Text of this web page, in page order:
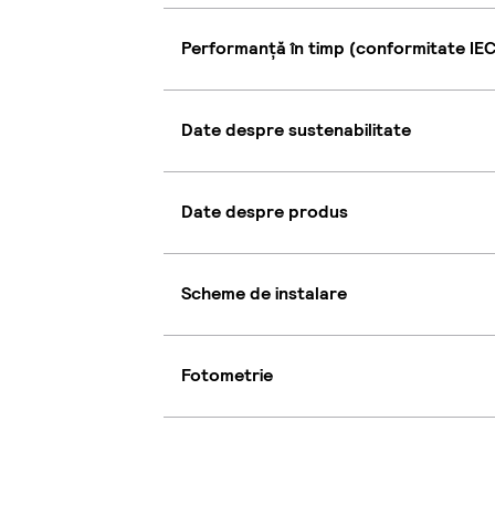
Performanță în timp (conformitate
Date despre sustenabilitate
Date despre produs
Scheme de instalare
Fotometrie